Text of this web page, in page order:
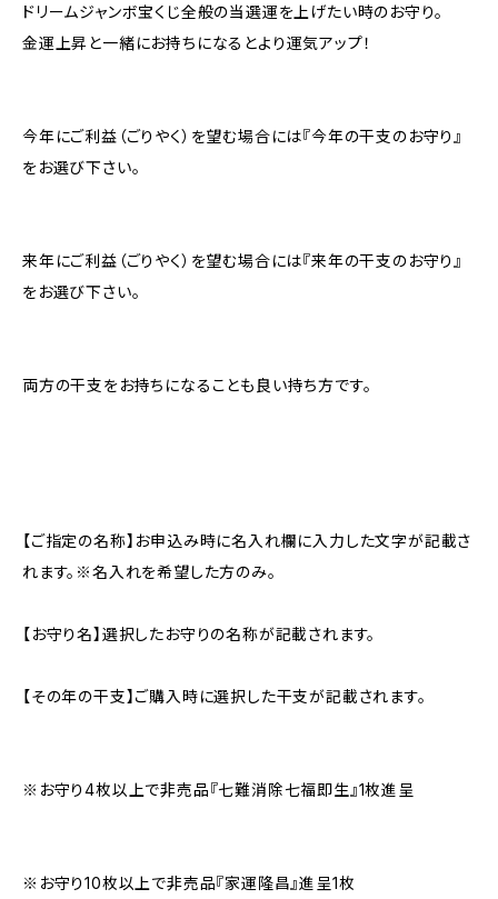
ドリームジャンボ宝くじ全般の当選運を上げたい時のお守り。
金運上昇と一緒にお持ちになるとより運気アップ！
今年にご利益（ごりやく）を望む場合には『今年の干支のお守り』
をお選び下さい。
来年にご利益（ごりやく）を望む場合には『来年の干支のお守り』
をお選び下さい。
両方の干支をお持ちになることも良い持ち方です。
【ご指定の名称】お申込み時に名入れ欄に入力した文字が記載さ
れます。※名入れを希望した方のみ。
【お守り名】選択したお守りの名称が記載されます。
【その年の干支】ご購入時に選択した干支が記載されます。
※お守り4枚以上で非売品『七難消除七福即生』1枚進呈
※お守り10枚以上で非売品『家運隆昌』進呈1枚